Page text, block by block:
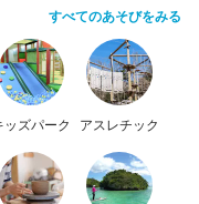
すべてのあそびをみる
ッズパーク アスレチック